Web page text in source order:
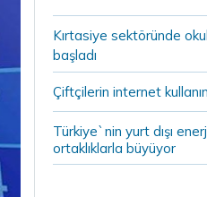
Kırtasiye sektöründe
başladı
Çiftçilerin internet
Türkiye`nin yurt dışı
ortaklıklarla büyüyor